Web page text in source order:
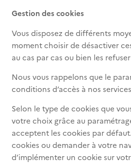
Gestion des cookies
Vous disposez de différents
moment choisir de désactiver
au cas par cas ou bien les
Nous vous rappelons que le
conditions d’accès à nos
Selon le type de cookies que
votre choix grâce au
acceptent les cookies par
cookies ou demander à votre
d’implémenter un cookie sur